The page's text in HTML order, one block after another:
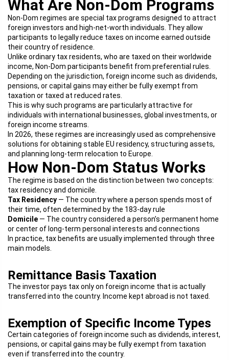
What Are Non-Dom Programs
Non-Dom regimes are special tax programs designed to attract
foreign investors and high-net-worth individuals. They allow
participants to legally reduce taxes on income earned outside
their country of residence.
Unlike ordinary tax residents, who are taxed on their worldwide
income, Non-Dom participants benefit from preferential rules.
Depending on the jurisdiction, foreign income such as dividends,
pensions, or capital gains may either be fully exempt from
taxation or taxed at reduced rates.
This is why such programs are particularly attractive for
individuals with international businesses, global investments, or
foreign income streams.
In 2026, these regimes are increasingly used as comprehensive
solutions for obtaining stable EU residency, structuring assets,
and planning long-term relocation to Europe.
How Non-Dom Status Works
The regime is based on the distinction between two concepts:
tax residency and domicile.
Tax Residency — The country where a person spends most of
their time, often determined by the 183-day rule
Domicile — The country considered a person’s permanent home
or center of long-term personal interests and connections
In practice, tax benefits are usually implemented through three
main models.
Remittance Basis Taxation
The investor pays tax only on foreign income that is actually
transferred into the country. Income kept abroad is not taxed.
Exemption of Specific Income Types
Certain categories of foreign income such as dividends, interest,
pensions, or capital gains may be fully exempt from taxation
even if transferred into the country.